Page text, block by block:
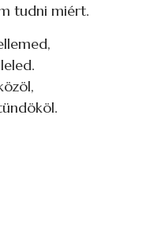
tudni miért.